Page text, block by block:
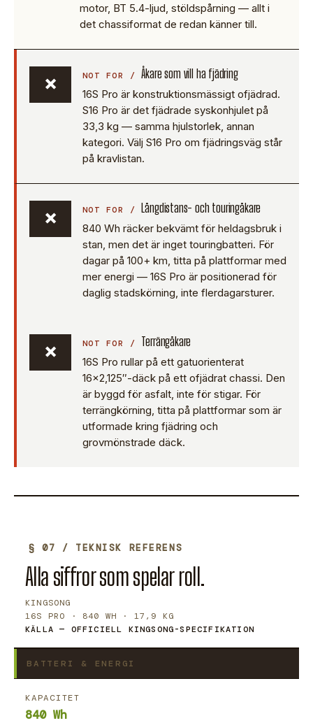
motor, BT 5.4-ljud, stöldspårning — allt i
det chassiformat de redan känner till.
× Åkare som vill ha fjädring
16S Pro är konstruktionsmässigt ofjädrad.
S16 Pro är det fjädrade syskonhjulet på
33,3 kg — samma hjulstorlek, annan
kategori. Välj S16 Pro om fjädringsväg står
på kravlistan.
× Långdistans- och touringåkare
840 Wh räcker bekvämt för heldagsbruk i
stan, men det är inget touringbatteri. För
dagar på 100+ km, titta på plattformar med
mer energi — 16S Pro är positionerad för
daglig stadskörning, inte flerdagarsturer.
× Terrängåkare
16S Pro rullar på ett gatuorienterat
16×2,125″-däck på ett ofjädrat chassi. Den
är byggd för asfalt, inte för stigar. För
terrängkörning, titta på plattformar som är
utformade kring fjädring och
grovmönstrade däck.
§ 07 / TEKNISK REFERENS
Alla siffror som spelar roll.
KINGSONG
16S PRO · 840 WH · 17,9 KG
KÄLLA — OFFICIELL KINGSONG-SPECIFIKATION
BATTERI & ENERGI
KAPACITET
840 Wh